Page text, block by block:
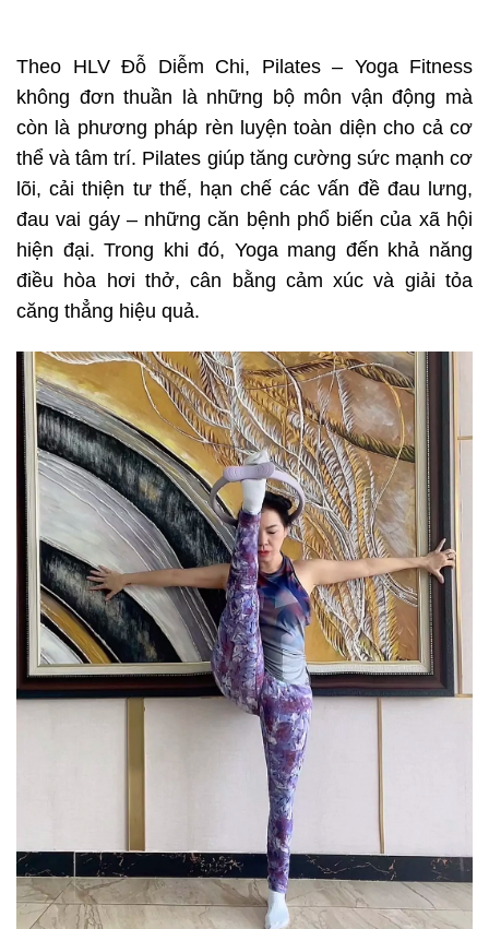
Theo HLV Đỗ Diễm Chi, Pilates – Yoga Fitness
không đơn thuần là những bộ môn vận động mà
còn là phương pháp rèn luyện toàn diện cho cả cơ
thể và tâm trí. Pilates giúp tăng cường sức mạnh cơ
lõi, cải thiện tư thế, hạn chế các vấn đề đau lưng,
đau vai gáy – những căn bệnh phổ biến của xã hội
hiện đại. Trong khi đó, Yoga mang đến khả năng
điều hòa hơi thở, cân bằng cảm xúc và giải tỏa
căng thẳng hiệu quả.